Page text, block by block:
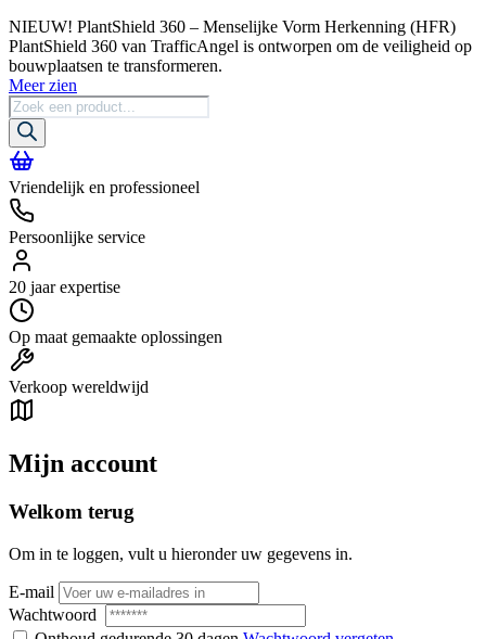
NIEUW! PlantShield 360 – Menselijke Vorm Herkenning (HFR)
PlantShield 360 van TrafficAngel is ontworpen om de veiligheid op
bouwplaatsen te transformeren.
Meer zien
Producten
zoeken
Vriendelijk en professioneel
Persoonlijke service
20 jaar expertise
Op maat gemaakte oplossingen
Verkoop wereldwijd
Mijn account
Welkom terug
Om in te loggen, vult u hieronder uw gegevens in.
E-mail
Wachtwoord